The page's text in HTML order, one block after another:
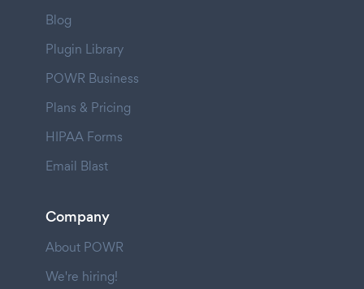
Blog
Plugin Library
POWR Business
Plans & Pricing
HIPAA Forms
Email Blast
Company
About POWR
We're hiring!